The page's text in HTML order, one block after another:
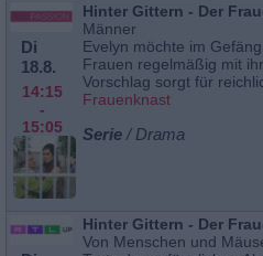
Di
18.8.
14:15
-
15:05
Hinter Gittern - Der
Männer
Evelyn möchte im
Frauen regelmäßig mit
Vorschlag sorgt für
Frauenknast
Serie / Drama
Hinter Gittern - Der
Von Menschen und